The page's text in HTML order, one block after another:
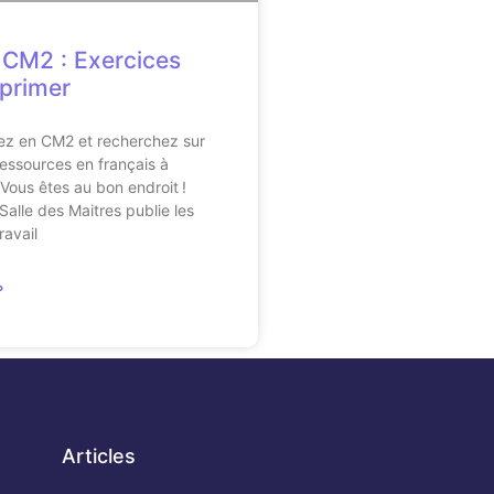
: Exercices
en CM2 et recherchez sur
en français à
êtes au bon endroit !
des Maitres publie les
Articles